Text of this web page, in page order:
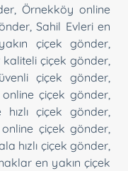
, Örnekköy online
,Sahil Evleri en
çiçek gönder
kaliteli çiçek gönder
çiçek gönder
çiçek gönder
hızlı çiçek gönder
online çiçek gönder
hızlı çiçek gönder
en yakın çiçek